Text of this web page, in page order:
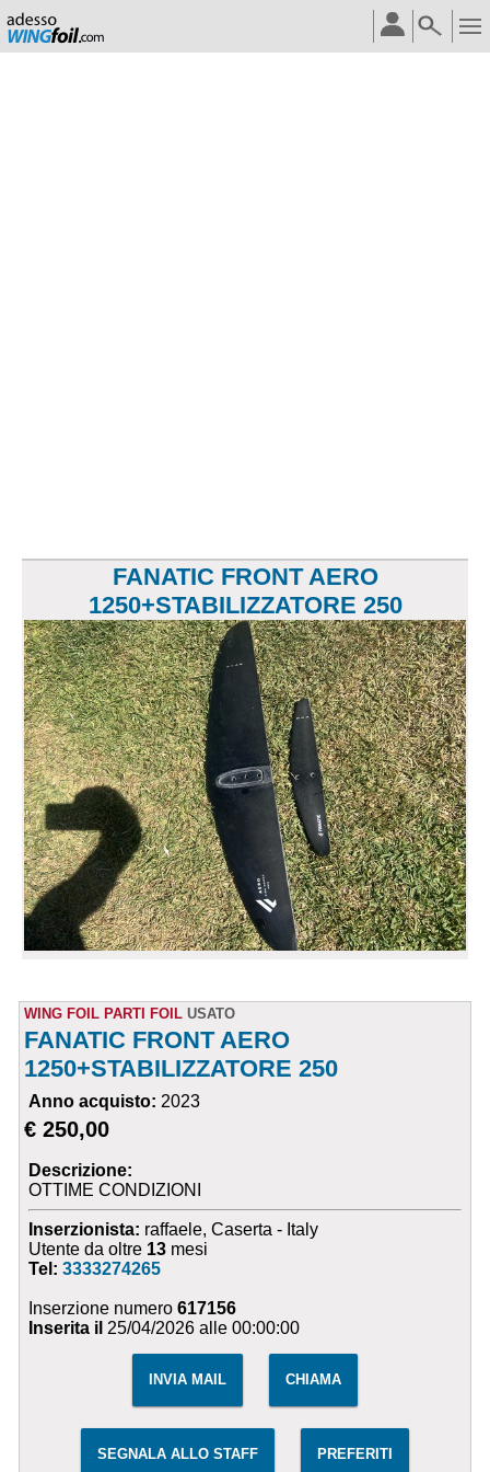
FANATIC FRONT AERO
1250+STABILIZZATORE 250
WING FOIL PARTI FOIL USATO
FANATIC FRONT AERO
1250+STABILIZZATORE 250
Anno acquisto: 2023
€ 250,00
Descrizione:
OTTIME CONDIZIONI
Inserzionista: raffaele, Caserta - Italy
Utente da oltre 13 mesi
Tel:3333274265
Inserzione numero617156
Inserita il 25/04/2026 alle 00:00:00
INVIA MAIL CHIAMA
SEGNALA ALLO STAFF PREFERITI